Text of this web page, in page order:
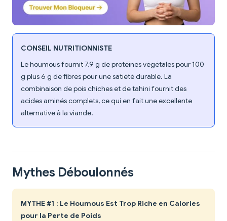
CONSEIL NUTRITIONNISTE
Le houmous fournit 7,9 g de protéines végétales pour 100
g plus 6 g de fibres pour une satiété durable. La
combinaison de pois chiches et de tahini fournit des
acides aminés complets, ce qui en fait une excellente
alternative à la viande.
Mythes Déboulonnés
MYTHE #1 : Le Houmous Est Trop Riche en Calories
pour la Perte de Poids